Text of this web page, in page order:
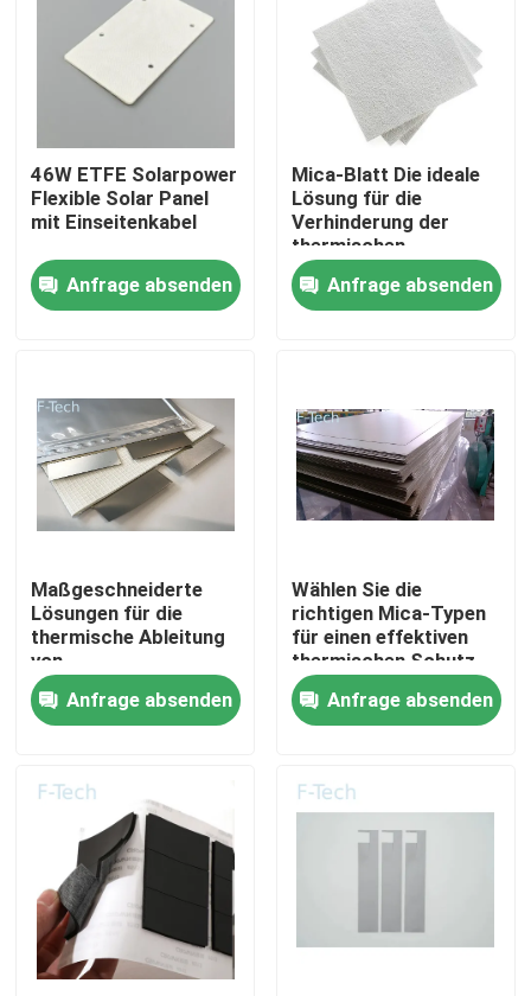
Zu Hause
Videos
VR-Show
Über uns
Werksbesichtigung
Kontakt mit uns
Neuigkeiten
Rechtssachen
46W ETFE Solarpower
Flexible Solar Panel
mit Einseitenkabel
Anfrage absenden
Mica-Blatt Die ideale
Lösung für die
Verhinderung der
thermischen
Ausrottung der EV-
BatterieAnfrage absenden
Maßgeschneiderte
Lösungen für die
thermische Ableitung
von
Elektrofahrzeugbatterien
mit Mica-Blättern
Anfrage absenden
Wählen Sie die
richtigen Mica-Typen
für einen effektiven
thermischen Schutz
der EV-Batterie
Anfrage absenden